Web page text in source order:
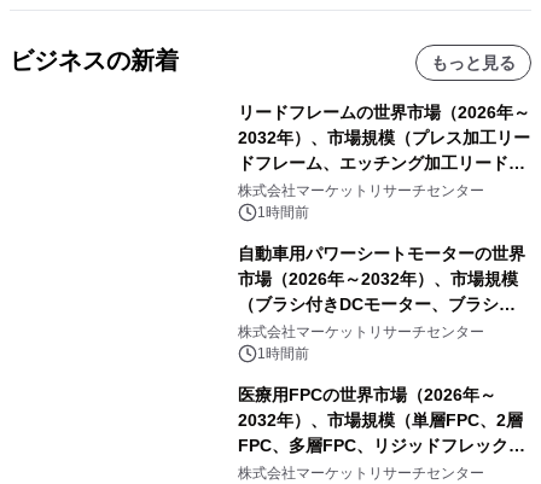
ビジネスの新着 もっと見る
リードフレームの世界市場（2026年～
2032年）、市場規模（プレス加工リー
ドフレーム、エッチング加工リードフ
レーム）・分析レポートを発表
株式会社マーケットリサーチセンター
1時間前
自動車用パワーシートモーターの世界
市場（2026年～2032年）、市場規模
（ブラシ付きDCモーター、ブラシレ
スDCモーター）・分析レポートを発
表
株式会社マーケットリサーチセンター
1時間前
医療用FPCの世界市場（2026年～
2032年）、市場規模（単層FPC、2層
FPC、多層FPC、リジッドフレックス
PCB）・分析レポートを発表
株式会社マーケットリサーチセンター